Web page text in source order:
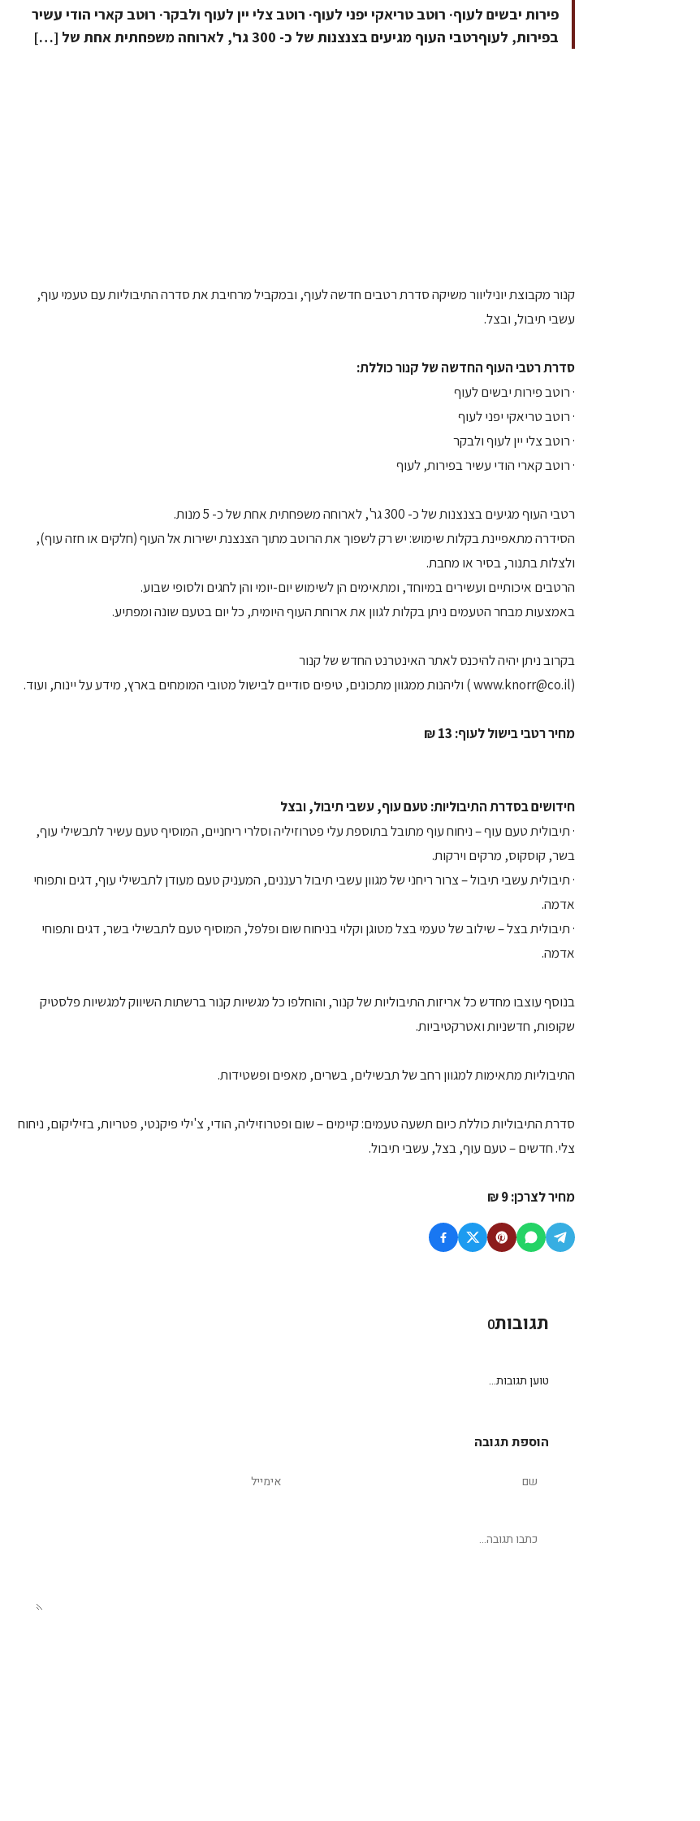
פירות יבשים לעוף· רוטב טריאקי יפני לעוף· רוטב צלי יין לעוף ולבקר· רוטב קארי הודי עשיר
בפירות, לעוףרטבי העוף מגיעים בצנצנות של כ- 300 גר', לארוחה משפחתית אחת של […]
קנור מקבוצת יוניליוור משיקה סדרת רטבים חדשה לעוף, ובמקביל מרחיבת את סדרה התיבוליות עם טעמי עוף,
עשבי תיבול, ובצל.
סדרת רטבי העוף החדשה של קנור כוללת:
· רוטב פירות יבשים לעוף
· רוטב טריאקי יפני לעוף
· רוטב צלי יין לעוף ולבקר
· רוטב קארי הודי עשיר בפירות, לעוף
רטבי העוף מגיעים בצנצנות של כ- 300 גר', לארוחה משפחתית אחת של כ- 5 מנות.
הסידרה מתאפיינת בקלות שימוש: יש רק לשפוך את הרוטב מתוך הצנצנת ישירות אל העוף (חלקים או חזה עוף),
ולצלות בתנור, בסיר או מחבת.
הרטבים איכותיים ועשירים במיוחד, ומתאימים הן לשימוש יום-יומי והן לחגים ולסופי שבוע.
באמצעות מבחר הטעמים ניתן בקלות לגוון את ארוחת העוף היומית, כל יום בטעם שונה ומפתיע.
בקרוב ניתן יהיה להיכנס לאתר האינטרנט החדש של קנור
(www.knorr@co.il ) וליהנות ממגוון מתכונים, טיפים סודיים לבישול מטובי המומחים בארץ, מידע על יינות, ועוד.
מחיר רטבי בישול לעוף: 13 ₪
חידושים בסדרת התיבוליות: טעם עוף, עשבי תיבול, ובצל
· תיבולית טעם עוף – ניחוח עוף מתובל בתוספת עלי פטרוזיליה וסלרי ריחניים, המוסיף טעם עשיר לתבשילי עוף,
בשר, קוסקוס, מרקים וירקות.
· תיבולית עשבי תיבול – צרור ריחני של מגוון עשבי תיבול רעננים, המעניק טעם מעודן לתבשילי עוף, דגים ותפוחי
אדמה.
· תיבולית בצל – שילוב של טעמי בצל מטוגן וקלוי בניחוח שום ופלפל, המוסיף טעם לתבשילי בשר, דגים ותפוחי
אדמה.
בנוסף עוצבו מחדש כל אריזות התיבוליות של קנור, והוחלפו כל מגשיות קנור ברשתות השיווק למגשיות פלסטיק
שקופות, חדשניות ואטרקטיביות.
התיבוליות מתאימות למגוון רחב של תבשילים, בשרים, מאפים ופשטידות.
סדרת התיבוליות כוללת כיום תשעה טעמים: קיימים – שום ופטרוזיליה, הודי, צ'ילי פיקנטי, פטריות, בזיליקום, ניחוח
צלי. חדשים – טעם עוף, בצל, עשבי תיבול.
מחיר לצרכן: 9 ₪
תגובות0
טוען תגובות...
הוספת תגובה